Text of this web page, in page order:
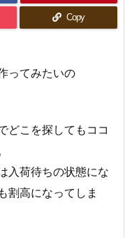
Copy
ってみたいの
どこを探してもココ
入荷待ちの状態にな
割高になってしま